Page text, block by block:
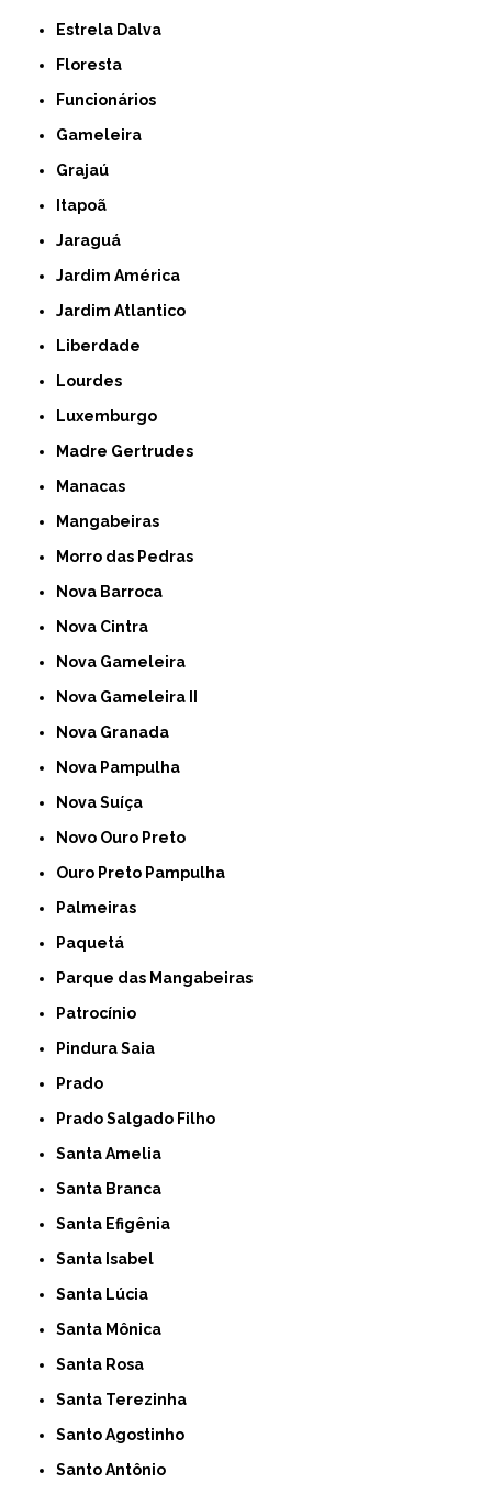
Estrela Dalva
Floresta
Funcionários
Gameleira
Grajaú
Itapoã
Jaraguá
Jardim América
Jardim Atlantico
Liberdade
Lourdes
Luxemburgo
Madre Gertrudes
Manacas
Mangabeiras
Morro das Pedras
Nova Barroca
Nova Cintra
Nova Gameleira
Nova Gameleira II
Nova Granada
Nova Pampulha
Nova Suíça
Novo Ouro Preto
Ouro Preto Pampulha
Palmeiras
Paquetá
Parque das Mangabeiras
Patrocínio
Pindura Saia
Prado
Prado Salgado Filho
Santa Amelia
Santa Branca
Santa Efigênia
Santa Isabel
Santa Lúcia
Santa Mônica
Santa Rosa
Santa Terezinha
Santo Agostinho
Santo Antônio